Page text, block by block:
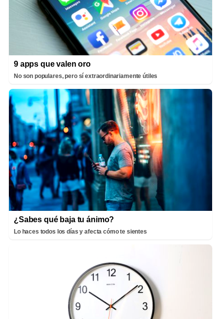
9 apps que valen oro
No son populares, pero sí extraordinariamente útiles
¿Sabes qué baja tu ánimo?
Lo haces todos los días y afecta cómo te sientes